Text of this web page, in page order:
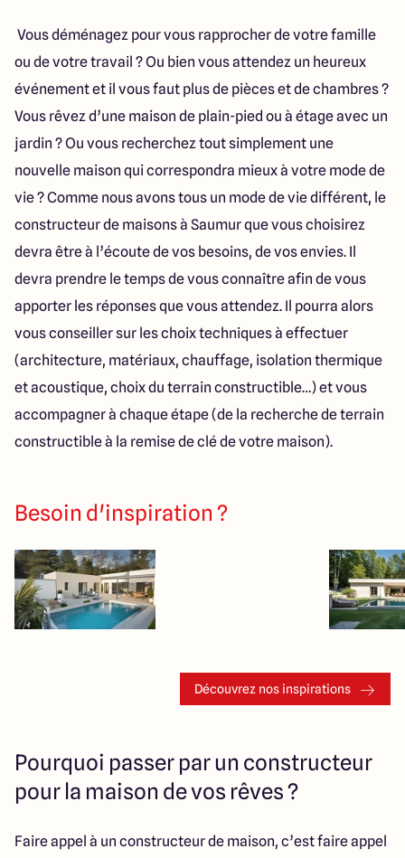
49400 saumur
Vous déménagez pour vous rapprocher de votre famille
ou de votre travail ? Ou bien vous attendez un heureux
événement et il vous faut plus de pièces et de chambres ?
Vous rêvez d’une maison de plain-pied ou à étage avec un
jardin ? Ou vous recherchez tout simplement une
nouvelle maison qui correspondra mieux à votre mode de
vie ? Comme nous avons tous un mode de vie différent, le
constructeur de maisons à Saumur que vous choisirez
devra être à l’écoute de vos besoins, de vos envies. Il
devra prendre le temps de vous connaître afin de vous
apporter les réponses que vous attendez. Il pourra alors
vous conseiller sur les choix techniques à effectuer
(architecture, matériaux, chauffage, isolation thermique
et acoustique, choix du terrain constructible…) et vous
accompagner à chaque étape (de la recherche de terrain
constructible à la remise de clé de votre maison).
Besoin d'inspiration ?
Découvrez nos inspirations
Pourquoi passer par un constructeur
pour la maison de vos rêves ?
Faire appel à un constructeur de maison, c’est faire appel